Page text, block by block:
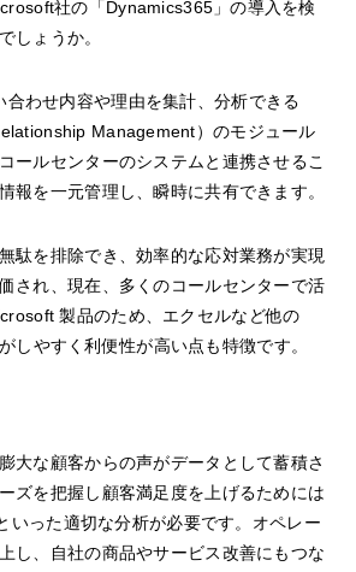
社の「Dynamics365」の導入を検
しょうか。
わせ内容や理由を集計、分析できる
Management）のモジュール
ールセンターのシステムと連携させるこ
報を一元管理し、瞬時に共有できます。
駄を排除でき、効率的な応対業務が実現
され、現在、多くのコールセンターで活
製品のため、エクセルなど他の
しやすく利便性が高い点も特徴です。
大な顧客からの声がデータとして蓄積さ
ズを把握し顧客満足度を上げるためには
いった適切な分析が必要です。オペレー
し、自社の商品やサービス改善にもつな